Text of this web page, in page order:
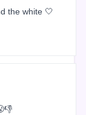
the white 🤍